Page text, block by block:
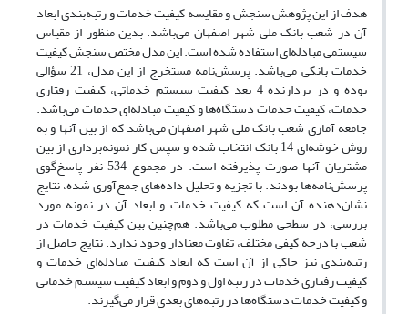
هدف از این پژوهش سنجش و مقایسه کیفیت خدمات و رتبه‌بندی ابعاد
آن در شعب بانک ملی شهر اصفهان می‌باشد. بدین منظور از مقیاس
سیستمی مبادله‌ای استفاده شده است. این مدل مختص سنجش کیفیت
خدمات بانکی می‌باشد. پرسش‌نامه مستخرج از این مدل، 21 سؤالی
بوده و در بردارنده 4 بعد کیفیت سیستم خدماتی، کیفیت رفتاری
خدمات، کیفیت خدمات دستگاه‌ها و کیفیت مبادله‌ای خدمات می‌باشد.
جامعه آماری شعب بانک ملی شهر اصفهان می‌باشد که از بین آنها و به
روش خوشه‌ای 14 بانک انتخاب شده و سپس کار نمونه‌برداری از بین
مشتریان آنها صورت پذیرفته است. در مجموع 534 نفر پاسخ‌گوی
پرسش‌نامه‌ها بودند. با تجزیه و تحلیل داده‌های جمع‌آوری شده، نتایج
نشان‌دهنده آن است که کیفیت خدمات و ابعاد آن در نمونه مورد
بررسی، در سطحی مطلوب می‌باشد. هم‌چنین بین کیفیت خدمات در
شعب با درجه کیفی مختلف، تفاوت معنادار وجود ندارد. نتایج حاصل از
رتبه‌بندی نیز حاکی از آن است که ابعاد کیفیت مبادله‌ای خدمات و
کیفیت رفتاری خدمات در رتبه اول و دوم و ابعاد کیفیت سیستم خدماتی
و کیفیت خدمات دستگاه‌ها در رتبه‌های بعدی قرار می‌گیرند.